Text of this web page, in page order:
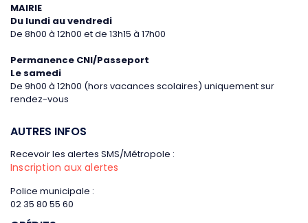
MAIRIE
Du lundi au vendredi
De 8h00 à 12h00 et de 13h15 à 17h00
Permanence CNI/Passeport
Le samedi
De 9h00 à 12h00 (hors vacances scolaires) uniquement sur
rendez-vous
AUTRES INFOS
Recevoir les alertes SMS/Métropole :
Inscription aux alertes
Police municipale :
02 35 80 55 60